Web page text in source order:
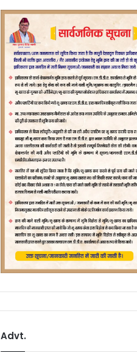
Advt.